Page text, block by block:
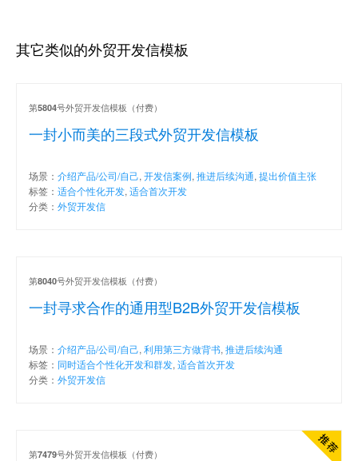
其它类似的外贸开发信模板
一封小而美的三段式外贸开发信模板
第5804号外贸开发信模板（付费）
场景： 介绍产品/公司/自己, 开发信案例, 推进后续沟通, 提出价值主张
标签： 适合个性化开发, 适合首次开发
分类： 外贸开发信
一封寻求合作的通用型B2B外贸开发信模板
第8040号外贸开发信模板（付费）
场景： 介绍产品/公司/自己, 利用第三方做背书, 推进后续沟通
标签： 同时适合个性化开发和群发, 适合首次开发
分类： 外贸开发信
第7479号外贸开发信模板（付费）